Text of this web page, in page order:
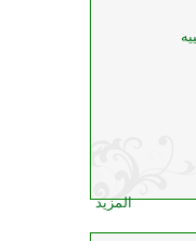
المزيد